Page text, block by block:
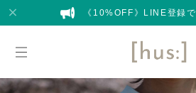
《10%OFF》LINE登録